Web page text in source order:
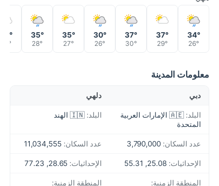
34°
26°
37°
29°
37°
30°
30°
26°
35°
27°
35°
28°
29°
معلومات المدينة
دبي دلهي
البلد:
🇦🇪 الإمارات العربية
المتحدة
البلد: 🇮🇳 الهند
عدد السكان: عدد السكان:
الإحداثيات: الإحداثيات:
المنطقة الزمنية: المنطقة الزمنية: